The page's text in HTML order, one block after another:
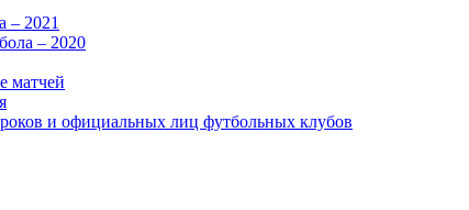
– 2021
– 2020
матчей
и официальных лиц футбольных клубов